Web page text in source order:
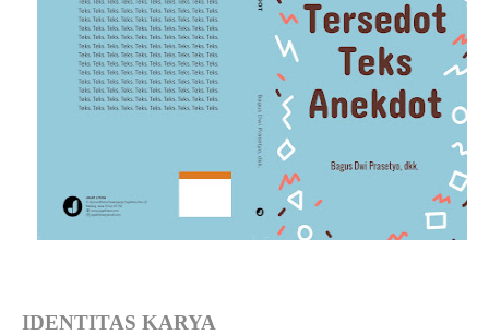
IDENTITAS KARYA